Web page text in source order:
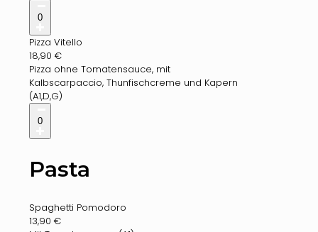
0
Pizza Vitello
18,90 €
Pizza ohne Tomatensauce, mit
Kalbscarpaccio, Thunfischcreme und Kapern
(A1,D,G)
0
Pasta
Spaghetti Pomodoro
13,90 €